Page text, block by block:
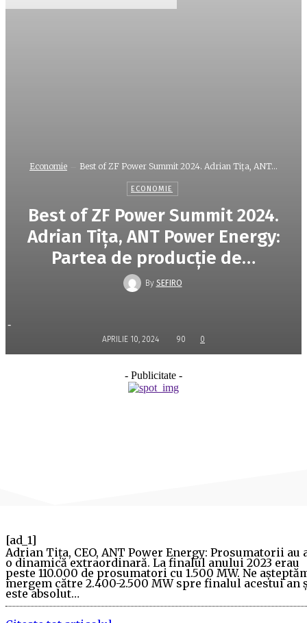
Economie Best of ZF Power Summit 2024. Adrian Tiţa, ANT...
ECONOMIE
Best of ZF Power Summit 2024.
Adrian Tiţa, ANT Power Energy:
Partea de producţie de…
By SEFIRO
-
APRILIE 10, 2024 90 0
- Publicitate -
[ad_1]
Adrian Tiţa, CEO, ANT Power Energy: Prosumatorii au
o dinamică extraordinară. La finalul anului 2023 erau
peste 110.000 de prosumatori cu 1.500 MW. Ne
mergem către 2.400-2.500 MW spre finalul acestui an
este absolut…